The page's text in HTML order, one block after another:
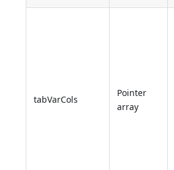
tabVarCols
Pointer
array